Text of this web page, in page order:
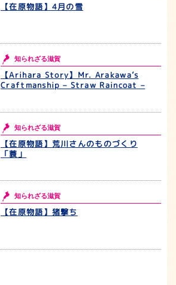
【在原物語】4月の雪
知られざる滋賀
【Arihara Story】Mr. Arakawa’s
Craftmanship – Straw Raincoat –
知られざる滋賀
【在原物語】荒川さんのものづくり
「蓑」
知られざる滋賀
【在原物語】猪撃ち